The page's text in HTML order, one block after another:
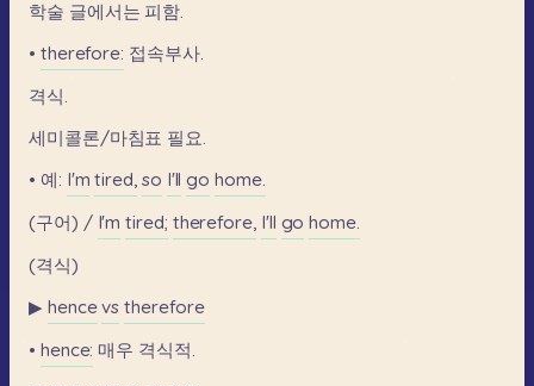
학술 글에서는 피함.
• therefore: 접속부사.
격식.
세미콜론/마침표 필요.
• 예: I'm tired, so I'll go home.
(구어) / I'm tired; therefore, I'll go home.
(격식)
▶ hence vs therefore
• hence: 매우 격식적.